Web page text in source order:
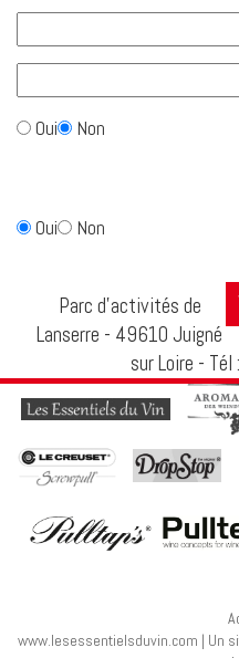
Oui
Non
Oui
Non
Parc d’activités de
Lanserre - 49610 Juigné
sur Loire -
www.lesessentielsduvin.com | Un